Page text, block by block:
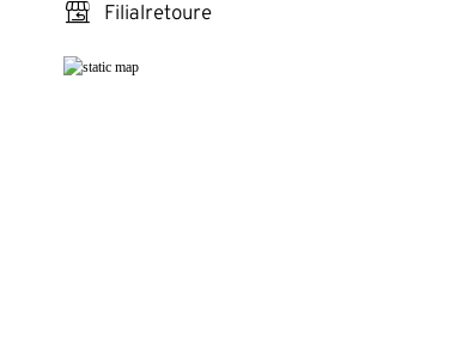
store_return Filialretoure